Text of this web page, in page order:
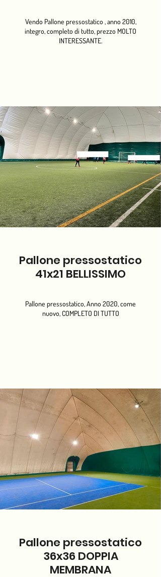
Vendo Pallone pressostatico , anno 2010,
integro, completo di tutto, prezzo MOLTO
INTERESSANTE.
Pallone pressostatico
41x21 BELLISSIMO
Pallone pressostatico, Anno 2020, come
nuovo, COMPLETO DI TUTTO
Pallone pressostatico
36x36 DOPPIA
MEMBRANA